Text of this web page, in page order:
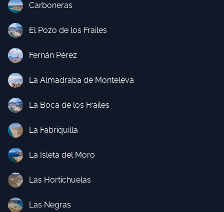
Carboneras
El Pozo de los Frailes
Fernán Pérez
La Almadraba de Monteleva
La Boca de los Frailes
La Fabriquilla
La Isleta del Moro
Las Hortichuelas
Las Negras